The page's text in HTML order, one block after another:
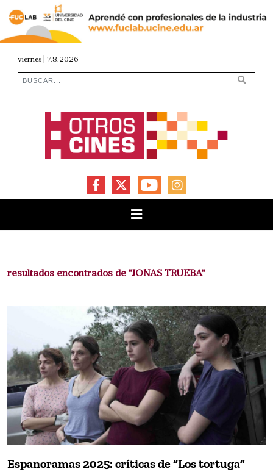
viernes | 7.8.2026
FACEBOOKYOUTUBEINSTAGRAM
resultados encontrados de "JONAS TRUEBA"
Espanoramas 2025: críticas de “Los tortuga”